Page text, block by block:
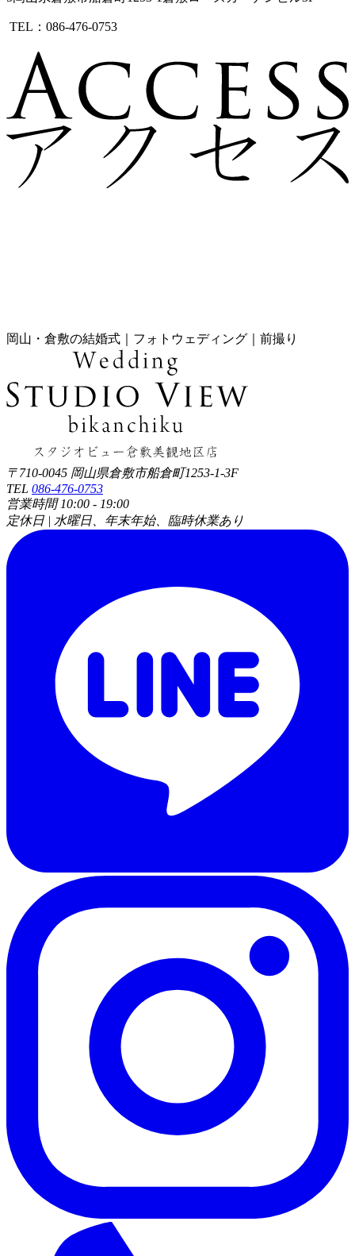
TEL：086-476-0753
岡山・倉敷の結婚式｜フォトウェディング｜前撮り
〒710-0045 岡山県倉敷市船倉町1253-1-3F
TEL 086-476-0753
営業時間 10:00 - 19:00
定休日 | 水曜日、年末年始、臨時休業あり